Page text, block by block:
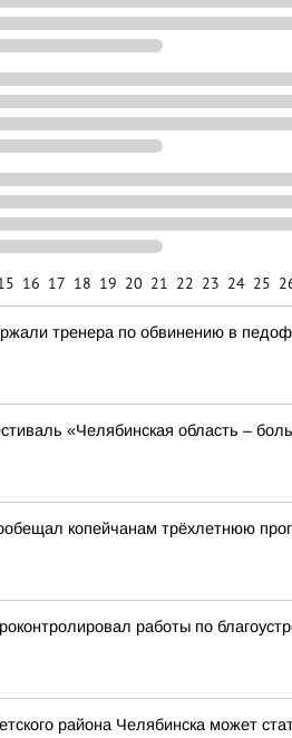
16 17 18 19 20 21 22 23 24 25
тренера по обвинению в
«Челябинская область –
копейчанам трёхлетнюю
работы по
района Челябинска может